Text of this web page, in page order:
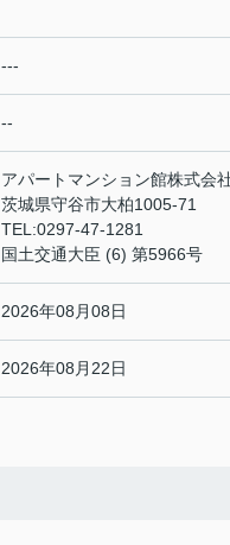
---
--
アパートマンション館株式
茨城県守谷市大柏1005-71
TEL:0297-47-1281
国土交通大臣 (6) 第5966号
2026年08月08日
2026年08月22日